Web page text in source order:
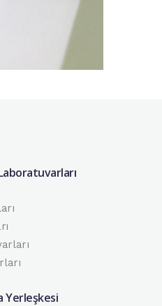
Yerleşkesi